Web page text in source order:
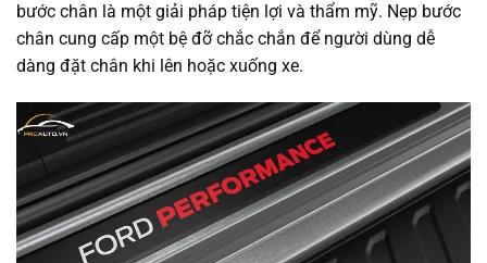
bước chân là một giải pháp tiện lợi và thẩm mỹ. Nẹp bước
chân cung cấp một bệ đỡ chắc chắn để người dùng dễ
dàng đặt chân khi lên hoặc xuống xe.